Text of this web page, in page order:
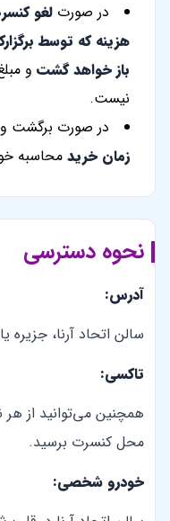
در صورت لغو
هزینه که توسط
باز خواهد گشت و
نیست.
در صورت برگشت
زمان خرید محاسبه
نحوه دسترسی
آدرس:
سالن اتحاد آرنا،
تاکسی:
همچنین می‌توانید از
محل کنسرت برسید.
خودرو شخصی: